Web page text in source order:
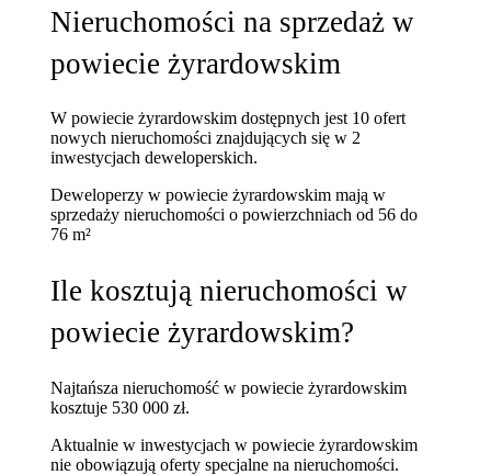
Nieruchomości na sprzedaż w
powiecie żyrardowskim
W powiecie żyrardowskim dostępnych jest 10 ofert
nowych nieruchomości znajdujących się w 2
inwestycjach deweloperskich.
Deweloperzy w powiecie żyrardowskim mają w
sprzedaży nieruchomościo powierzchniach od 56 do
76 m²
Ile kosztują nieruchomości w
powiecie żyrardowskim?
Najtańsza nieruchomość w powiecie żyrardowskim
kosztuje 530 000 zł.
Aktualnie w inwestycjach w powiecie żyrardowskim
nie obowiązują oferty specjalne na nieruchomości.